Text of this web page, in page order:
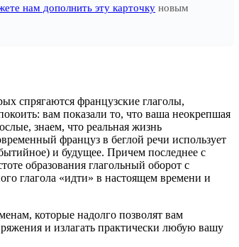
нам дополнить эту карточку новым
спрягаются французские глаголы,
вам показали то, что ваша неокрепшая
знаем, что реальная жизнь
француз в беглой речи использует
и будущее. Причем последнее с
образования глагольный оборот с
глагола «идти» в настоящем времени и
которые надолго позволят вам
и излагать практически любую вашу